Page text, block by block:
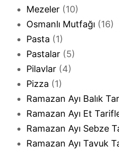
Mezeler (10)
Osmanlı Mutfağı (16)
Pasta (1)
Pastalar (5)
Pilavlar (4)
Pizza (1)
Ramazan Ayı Balık
Ramazan Ayı Et
Ramazan Ayı Sebze
Ramazan Ayı Tavuk